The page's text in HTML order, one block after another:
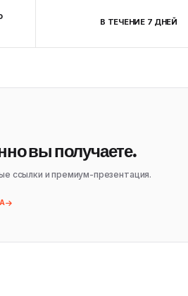
В ТЕЧЕНИЕ 7 ДНЕЙ
вы получаете.
ссылки и премиум-презентация.